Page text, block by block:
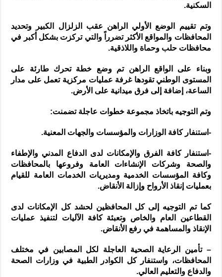
السكنية.
وتم تقييم الوضع الأولي الراهن عقب الزلزال الكبير وتحديد
المحافظات والمواقع الأكثر تضرراً والتي تركزت بشكل أكبر في
محافظات حلب وحماة واللاذقية.
وبناء على الواقع الراهن تم وضع خطة تحرك طارئة على
المستوى الوطني تقودها غرفة عمليات مركزية تعمل على مدار
الساعة، إضافة إلى فرق ميدانية على الأرض.
وتم التوجيه باتخاذ مجموعة خطوات عاجلة تضمنت:
-استنفار كافة الوزارات والمؤسسات والجهات المعنية.
-استنفار كافة الفرق والإمكانات لدى الدفاع المدني والإطفاء
والصحة وشركات الإنشاءات العامة وفروعها بالمحافظات
وكافة المؤسسات الخدمية ومديريات الخدمات العامة للقيام
بعمليات إنقاذ الأرواح وإزالة الأنقاض.
كما تم التوجيه إلى كل المحافظين لحشد كل الإمكانات لدى
القطاعين العام والخاص وتعبئة كافة الآليات لتنفيذ عمليات
الإنقاذ والمساهمة في رفع الأنقاض.
– تأمين الرعاية الصحية العاجلة لكل المصابين في مختلف
المحافظات، واستنفار كل الكوادر الطبية في وزارات الصحة
والدفاع والتعليم العالي.